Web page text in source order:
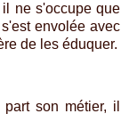
ne s'occupe que
envolée avec
de les éduquer.
son métier, il